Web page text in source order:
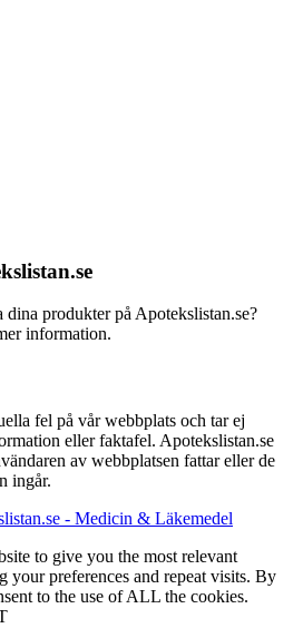
produkter på Apotekslistan.se?
information.
fel på vår webbplats och tar ej
eller faktafel. Apotekslistan.se
av webbplatsen fattar eller de
ingår.
- Medicin & Läkemedel
to give you the most relevant
your preferences and repeat visits. By
to the use of ALL the cookies.